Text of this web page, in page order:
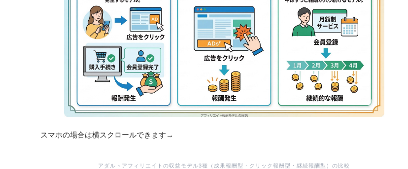
スマホの場合は横スクロールできます→
アダルトアフィリエイトの収益モデル3種（成果報酬型・クリック報酬型・継続報酬型）の比較